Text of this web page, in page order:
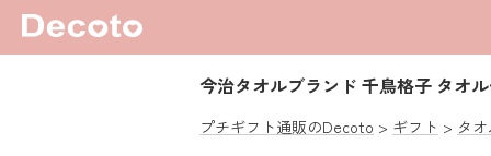
今治タオルブランド 千鳥格子 タオ
プチギフト通販のDecoto ギフト タ